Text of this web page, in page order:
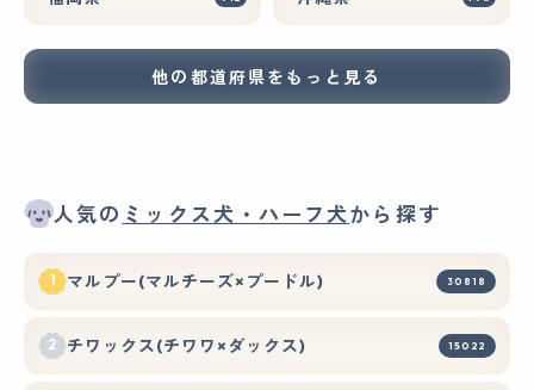
他の都道府県をもっと見る
人気の ミックス犬・ハーフ犬から探す
マルプー(マルチーズ×プードル) 30818
チワックス(チワワ×ダックス) 15022